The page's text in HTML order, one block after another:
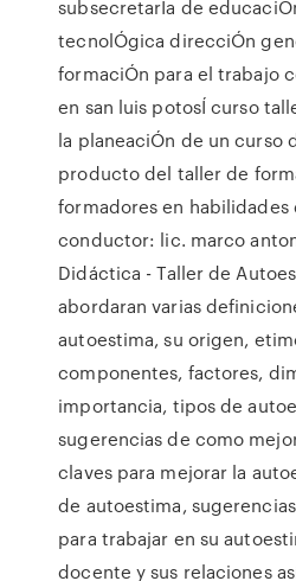
subsecretarÍa de
tecnolÓgica direcciÓn
formaciÓn para el trabajo
en san luis potosÍ curso
la planeaciÓn de un curso
producto del taller de
formadores en habilidades
conductor: lic. marco
Didáctica - Taller de
abordaran varias
autoestima, su origen,
componentes, factores,
importancia, tipos de
sugerencias de como
claves para mejorar la
de autoestima,
para trabajar en su
docente y sus relaciones